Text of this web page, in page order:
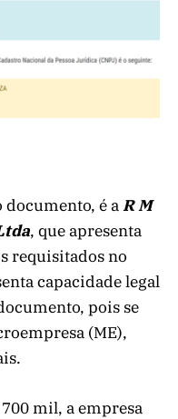
documento, é aR M
, que apresenta
requisitados no
capacidade legal
pois se
(ME),
mil, a empresa